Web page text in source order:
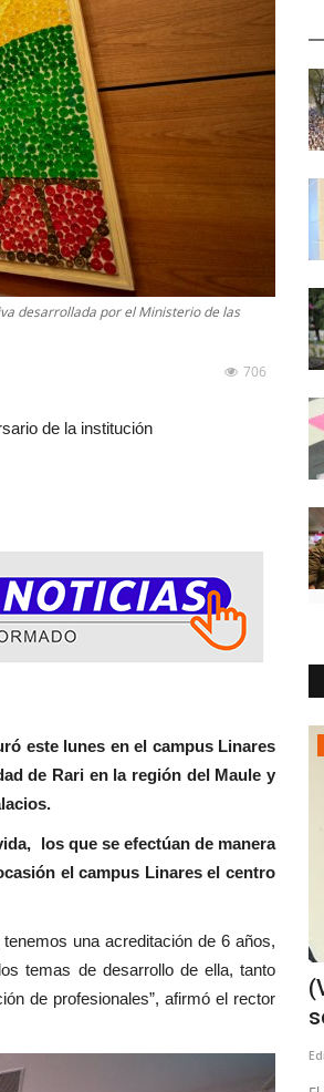
desarrollada por el Ministerio de las
706
de la institución
este lunes en el campus Linares
de Rari en la región del Maule y
los que se efectúan de manera
el campus Linares el centro
una acreditación de 6 años,
temas de desarrollo de ella, tanto
de profesionales”, afirmó el rector
magia de La Cenicienta
Teatro Regional...
5, 2026 94